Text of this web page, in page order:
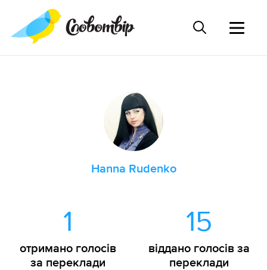
Hanna Rudenko
1
отримано голосів
за переклади
15
віддано голосів за
переклади